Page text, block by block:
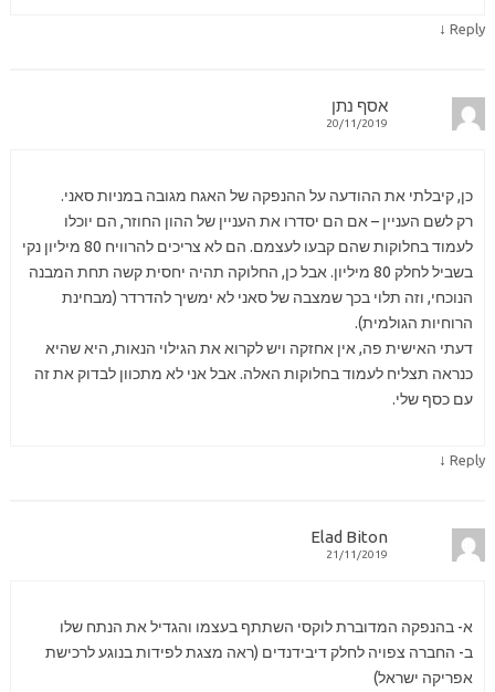
Reply
↓
אסף נתן
20/11/2019
כן, קיבלתי את ההודעה על ההנפקה של האגח מגובה במניות סאני.
רק לשם העניין – אם הם יסדרו את העניין של ההון החוזר, הם יוכלו
לעמוד בחלוקות שהם קבעו לעצמם. הם לא צריכים להרוויח 80 מיליון נקי
בשביל לחלק 80 מיליון. אבל כן, החלוקה תהיה יחסית קשה תחת המבנה
הנוכחי, וזה תלוי בכך שמצבה של סאני לא ימשיך להדרדר (מבחינת
הרוחיות הגולמית).
דעתי האישית פה, אין אחזקה ויש לקרוא את הגילוי הנאות, היא שהיא
כנראה תצליח לעמוד בחלוקות האלה. אבל אני לא מתכוון לבדוק את זה
עם כסף שלי.
Reply
↓
Elad Biton
21/11/2019
א- בהנפקה המדוברת לוקסי השתתף בעצמו והגדיל את הנתח שלו
ב- החברה צפויה לחלק דיבידנדים (ראה מצגת לפידות בנוגע לרכישת
אפריקה ישראל)